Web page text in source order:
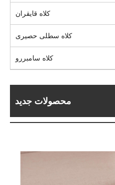
کلاه قایقران
کلاه سطلی حصیری
کلاه سامبررو
محصولات جدید